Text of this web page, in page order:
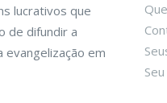
lucrativos que
de difundir a
evangelização em